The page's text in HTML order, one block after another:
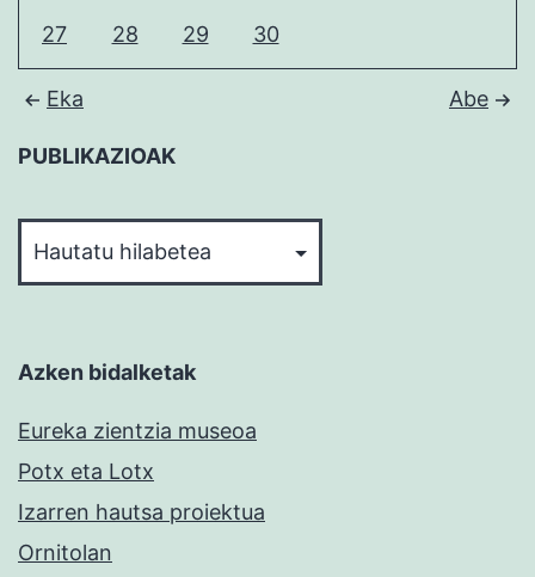
27 28 29 30
Eka Abe
PUBLIKAZIOAK
Azken bidalketak
Eureka zientzia museoa
Potx eta Lotx
Izarren hautsa proiektua
Ornitolan